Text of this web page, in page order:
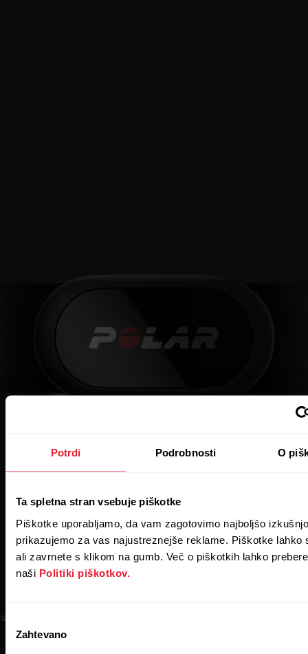
Potrdi Podrobnosti O
Ta spletna stran vsebuje piškotke
Piškotke uporabljamo, da vam zagotovimo najboljšo
prikazujemo za vas najustreznejše reklame. Piškotke lahko
ali zavrnete s klikom na gumb. Več o piškotkih lahko
naši Politiki piškotkov.
Izbira
soglasja
Zahtevano
Polar H10
senzor, ki velja za zlati standard brezžične tehnologije merjenja
utripa, je najnatančnejši senzor v zgodovini znamke Polar.